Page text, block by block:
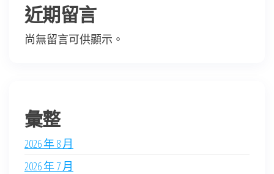
近期留言
尚無留言可供顯示。
彙整
2026 年 8 月
2026 年 7 月